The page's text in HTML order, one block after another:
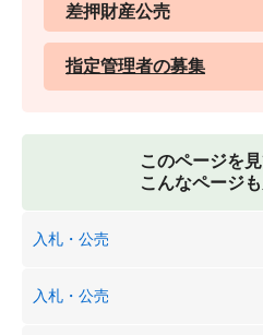
差押財産公売
指定管理者の募集
このページを
こんなページ
入札・公売
入札・公売